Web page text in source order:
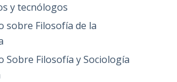
y tecnólogos
sobre Filosofía de la
Sobre Filosofía y Sociología